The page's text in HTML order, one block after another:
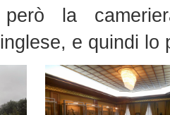
la
e quindi lo